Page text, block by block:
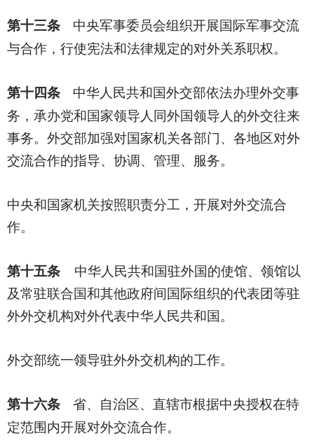
第十三条
中央军事委员会组织开展国际军事交流
与合作，行使宪法和法律规定的对外关系职权。
第十四条
中华人民共和国外交部依法办理外交事
务，承办党和国家领导人同外国领导人的外交往来
事务。外交部加强对国家机关各部门、各地区对外
交流合作的指导、协调、管理、服务。
中央和国家机关按照职责分工，开展对外交流合
作。
第十五条 中华人民共和国驻外国的使馆、领馆以
及常驻联合国和其他政府间国际组织的代表团等驻
外外交机构对外代表中华人民共和国。
外交部统一领导驻外外交机构的工作。
第十六条
省、自治区、直辖市根据中央授权在特
定范围内开展对外交流合作。